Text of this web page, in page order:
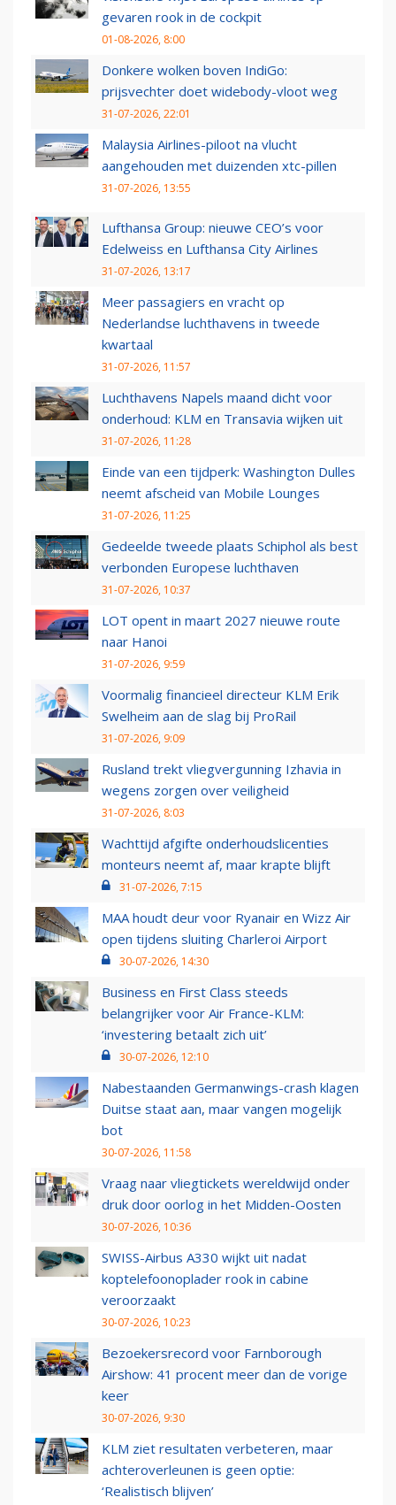
gevaren rook in de cockpit
01-08-2026, 8:00
Donkere wolken boven IndiGo:
prijsvechter doet widebody-vloot weg
31-07-2026, 22:01
Malaysia Airlines-piloot na vlucht
aangehouden met duizenden xtc-pillen
31-07-2026, 13:55
Lufthansa Group: nieuwe CEO’s voor
Edelweiss en Lufthansa City Airlines
31-07-2026, 13:17
Meer passagiers en vracht op
Nederlandse luchthavens in tweede
kwartaal
31-07-2026, 11:57
Luchthavens Napels maand dicht voor
onderhoud: KLM en Transavia wijken uit
31-07-2026, 11:28
Einde van een tijdperk: Washington Dulles
neemt afscheid van Mobile Lounges
31-07-2026, 11:25
Gedeelde tweede plaats Schiphol als best
verbonden Europese luchthaven
31-07-2026, 10:37
LOT opent in maart 2027 nieuwe route
naar Hanoi
31-07-2026, 9:59
Voormalig financieel directeur KLM Erik
Swelheim aan de slag bij ProRail
31-07-2026, 9:09
Rusland trekt vliegvergunning Izhavia in
wegens zorgen over veiligheid
31-07-2026, 8:03
Wachttijd afgifte onderhoudslicenties
monteurs neemt af, maar krapte blijft
31-07-2026, 7:15
MAA houdt deur voor Ryanair en Wizz Air
open tijdens sluiting Charleroi Airport
30-07-2026, 14:30
Business en First Class steeds
belangrijker voor Air France-KLM:
‘investering betaalt zich uit’
30-07-2026, 12:10
Nabestaanden Germanwings-crash klagen
Duitse staat aan, maar vangen mogelijk
bot
30-07-2026, 11:58
Vraag naar vliegtickets wereldwijd onder
druk door oorlog in het Midden-Oosten
30-07-2026, 10:36
SWISS-Airbus A330 wijkt uit nadat
koptelefoonoplader rook in cabine
veroorzaakt
30-07-2026, 10:23
Bezoekersrecord voor Farnborough
Airshow: 41 procent meer dan de vorige
keer
30-07-2026, 9:30
KLM ziet resultaten verbeteren, maar
achteroverleunen is geen optie:
‘Realistisch blijven’